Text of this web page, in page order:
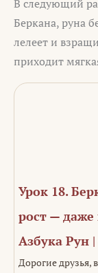
В следующий
Беркана, руна
лелеет и
приходит
Урок 18.
рост — даже
Азбука Рун
Дорогие друзья,